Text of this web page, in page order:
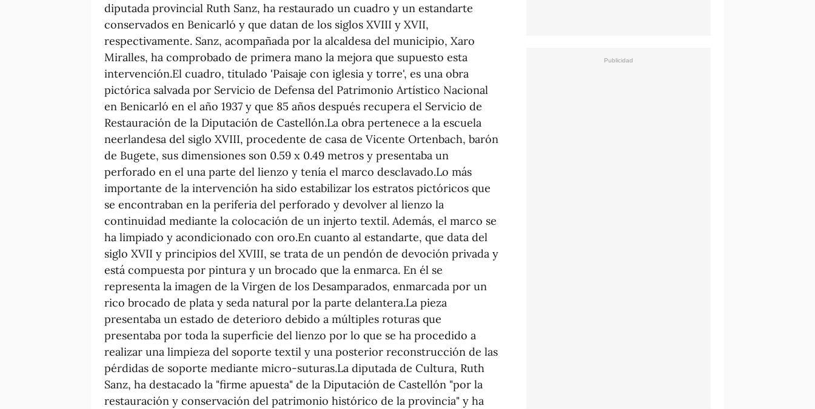
diputada provincial Ruth Sanz, ha restaurado un cuadro y un estandarte
conservados en Benicarló y que datan de los siglos XVIII y XVII,
respectivamente. Sanz, acompañada por la alcaldesa del municipio, Xaro
Miralles, ha comprobado de primera mano la mejora que supuesto esta
intervención.El cuadro, titulado 'Paisaje con iglesia y torre', es una obra
pictórica salvada por Servicio de Defensa del Patrimonio Artístico Nacional
en Benicarló en el año 1937 y que 85 años después recupera el Servicio de
Restauración de la Diputación de Castellón.La obra pertenece a la escuela
neerlandesa del siglo XVIII, procedente de casa de Vicente Ortenbach, barón
de Bugete, sus dimensiones son 0.59 x 0.49 metros y presentaba un
perforado en el una parte del lienzo y tenía el marco desclavado.Lo más
importante de la intervención ha sido estabilizar los estratos pictóricos que
se encontraban en la periferia del perforado y devolver al lienzo la
continuidad mediante la colocación de un injerto textil. Además, el marco se
ha limpiado y acondicionado con oro.En cuanto al estandarte, que data del
siglo XVII y principios del XVIII, se trata de un pendón de devoción privada y
está compuesta por pintura y un brocado que la enmarca. En él se
representa la imagen de la Virgen de los Desamparados, enmarcada por un
rico brocado de plata y seda natural por la parte delantera.La pieza
presentaba un estado de deterioro debido a múltiples roturas que
presentaba por toda la superficie del lienzo por lo que se ha procedido a
realizar una limpieza del soporte textil y una posterior reconstrucción de las
pérdidas de soporte mediante micro-suturas.La diputada de Cultura, Ruth
Sanz, ha destacado la "firme apuesta" de la Diputación de Castellón "por la
restauración y conservación del patrimonio histórico de la provincia" y ha